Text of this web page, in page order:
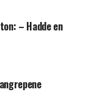
– Hadde en